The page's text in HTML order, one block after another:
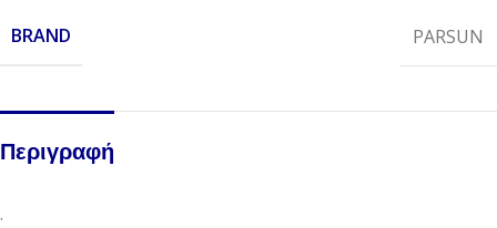
BRAND PARSUN
Περιγραφή
.